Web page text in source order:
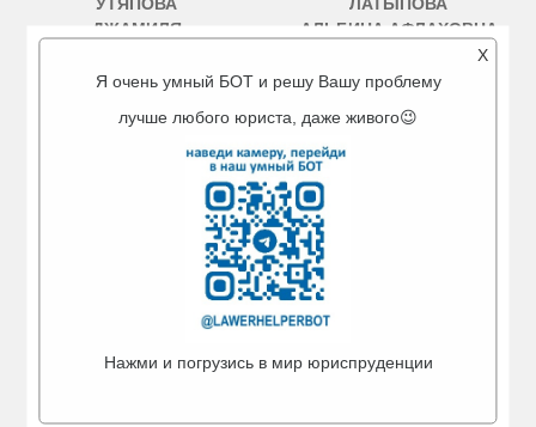
ДЖАМИЛЯ
Специалист по
пенсионным спорам
г. Октябрьский, г.
АЛЬБИНА АФЛАХОВНА
г. Октябрьский
X
Я очень умный БОТ и решу Вашу проблему
лучше любого юриста, даже живого😉
Нажми и погрузись в мир юриспруденции